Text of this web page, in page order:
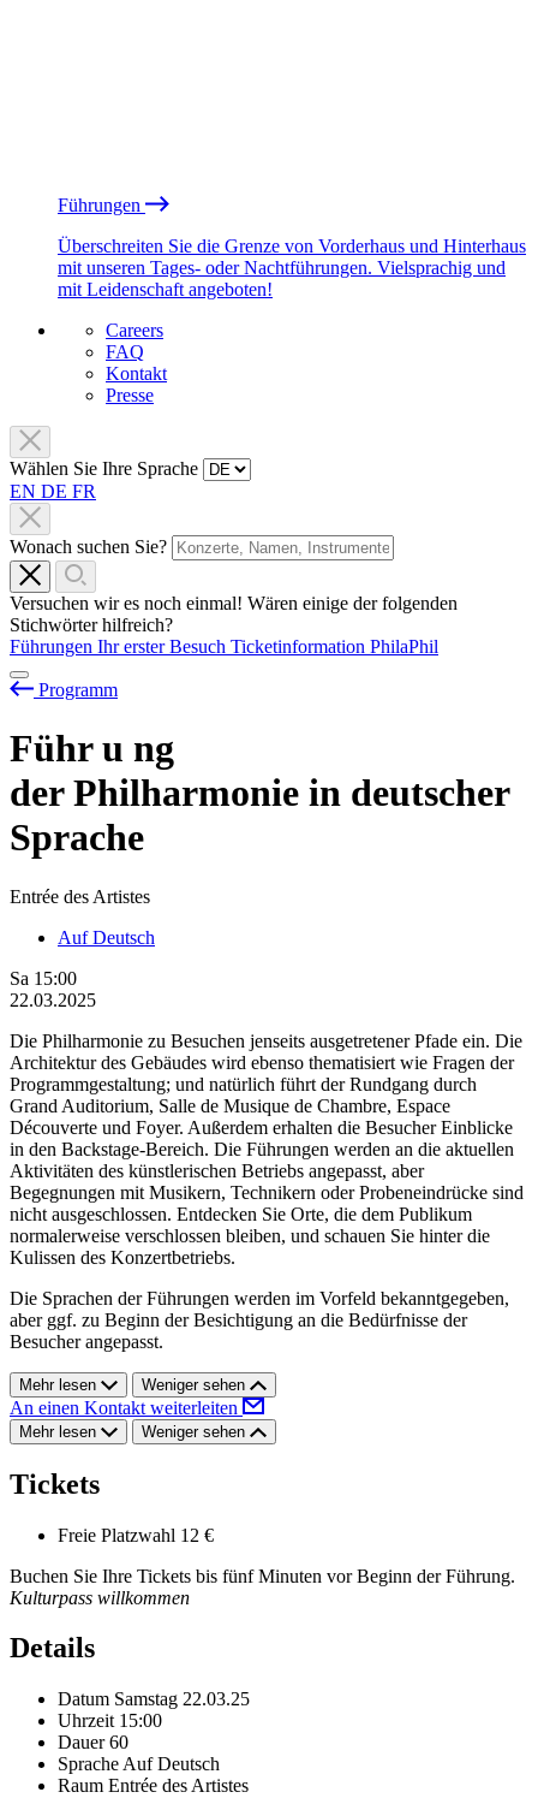
Führungen
Überschreiten Sie die Grenze von Vorderhaus und Hinterhaus
mit unseren Tages- oder Nachtführungen. Vielsprachig und
mit Leidenschaft angeboten!
Careers
FAQ
Kontakt
Presse
Wählen Sie Ihre Sprache
EN DE FR
Wonach suchen Sie?
Versuchen wir es noch einmal! Wären einige der folgenden
Stichwörter hilfreich?
Führungen Ihr erster Besuch Ticketinformation PhilaPhil
Programm
Führu ng
der Philharmonie in deutscher
Sprache
Entrée des Artistes
Auf Deutsch
Sa 15:00
22.03.2025
Die Philharmonie zu Besuchen jenseits ausgetretener Pfade ein. Die
Architektur des Gebäudes wird ebenso thematisiert wie Fragen der
Programmgestaltung; und natürlich führt der Rundgang durch
Grand Auditorium, Salle de Musique de Chambre, Espace
Découverte und Foyer. Außerdem erhalten die Besucher Einblicke
in den Backstage-Bereich. Die Führungen werden an die aktuellen
Aktivitäten des künstlerischen Betriebs angepasst, aber
Begegnungen mit Musikern, Technikern oder Probeneindrücke sind
nicht ausgeschlossen. Entdecken Sie Orte, die dem Publikum
normalerweise verschlossen bleiben, und schauen Sie hinter die
Kulissen des Konzertbetriebs.
Die Sprachen der Führungen werden im Vorfeld bekanntgegeben,
aber ggf. zu Beginn der Besichtigung an die Bedürfnisse der
Besucher angepasst.
Mehr lesen Weniger sehen
An einen Kontakt weiterleiten
Mehr lesen Weniger sehen
Tickets
Freie Platzwahl 12 €
Buchen Sie Ihre Tickets bis fünf Minuten vor Beginn der Führung.
Kulturpass willkommen
Details
Datum Samstag 22.03.25
Uhrzeit 15:00
Dauer 60
Sprache Auf Deutsch
Raum Entrée des Artistes